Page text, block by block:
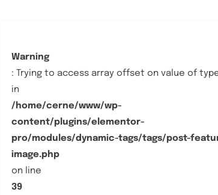
Warning
: Trying to access array offset on value of
in
/home/cerne/www/wp-
content/plugins/elementor-
pro/modules/dynamic-tags/tags/post-
image.php
on line
39